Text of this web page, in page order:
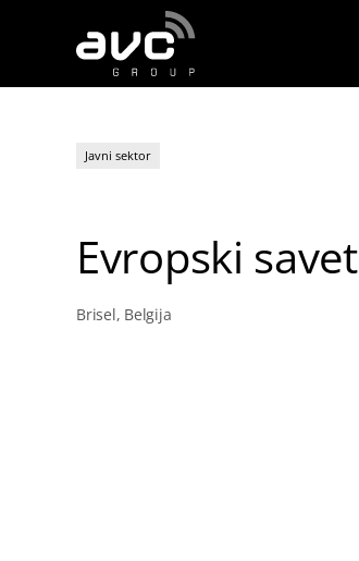
AVC
Javni sektor
Evropski savet
Brisel, Belgija